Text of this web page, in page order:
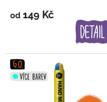
ůod 149 Kč